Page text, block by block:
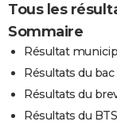
Tous les
Sommaire
Résultat
Résultats du
Résultats du
Résultats du